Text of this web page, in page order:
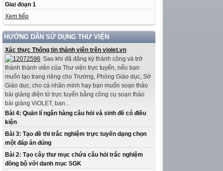
Giai đoạn 1
Xem tiếp
HƯỚNG DẪN SỬ DỤNG THƯ VIỆN
Xác thực Thông tin thành viên trên violet.vn
Sau khi đã đăng ký thành công và trở
thành thành viên của Thư viện trực tuyến, nếu bạn
muốn tạo trang riêng cho Trường, Phòng Giáo dục, Sở
Giáo dục, cho cá nhân mình hay bạn muốn soạn thảo
bài giảng điện tử trực tuyến bằng công cụ soạn thảo
bài giảng ViOLET, bạn...
Bài 4: Quản lí ngân hàng câu hỏi và sinh đề có điều
kiện
Bài 3: Tạo đề thi trắc nghiệm trực tuyến dạng chọn
một đáp án đúng
Bài 2: Tạo cây thư mục chứa câu hỏi trắc nghiệm
đồng bộ với danh mục SGK